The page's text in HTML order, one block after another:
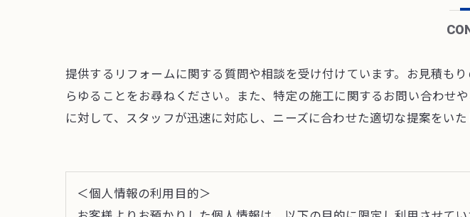
提供するリフォームに関する質問や相談を受け付けています。お見積も
らゆることをお尋ねください。また、特定の施工に関するお問い合わせ
に対して、スタッフが迅速に対応し、ニーズに合わせた適切な提案をいた
＜個人情報の利用目的＞